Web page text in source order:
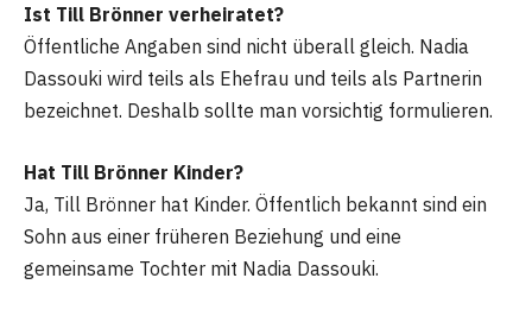
Ist Till Brönner verheiratet?
Öffentliche Angaben sind nicht überall gleich. Nadia
Dassouki wird teils als Ehefrau und teils als Partnerin
bezeichnet. Deshalb sollte man vorsichtig formulieren.
Hat Till Brönner Kinder?
Ja, Till Brönner hat Kinder. Öffentlich bekannt sind ein
Sohn aus einer früheren Beziehung und eine
gemeinsame Tochter mit Nadia Dassouki.